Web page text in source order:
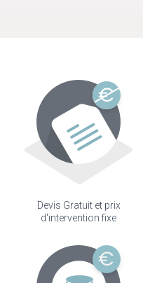
Devis Gratuit et prix
d'intervention fixe